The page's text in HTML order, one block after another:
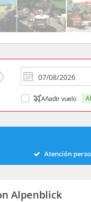
Añadir vuelo
Atención
Alpenblick